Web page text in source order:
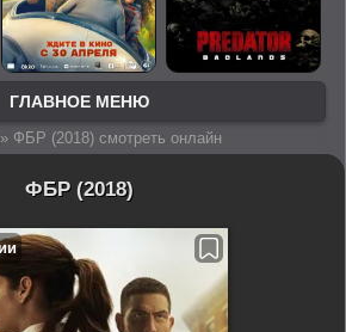
» ФБР (2018) смотреть онлайн
ФБР (2018)
ГЛАВНОЕ МЕНЮ